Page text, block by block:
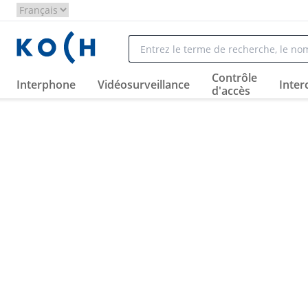
Interphone Vidéosurveillance
Contrôle
d'accès